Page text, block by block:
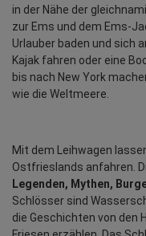
in der Nähe der
zur Ems und dem Ems-
Urlauber baden und sich
Kajak fahren oder eine
bis nach New York
wie die Weltmeere.
Mit dem Leihwagen
Legenden, Mythen,
Schlösser sind
die Geschichten von den